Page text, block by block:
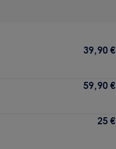
39,90 €
59,90 €
25 €